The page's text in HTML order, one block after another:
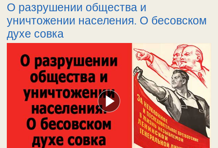
О разрушении общества и
уничтожении населения. О бесовском
духе совка